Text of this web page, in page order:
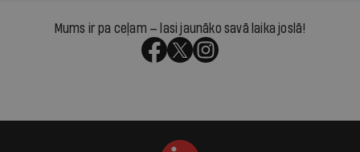
Mums ir pa ceļam — lasi jaunāko savā laika joslā!